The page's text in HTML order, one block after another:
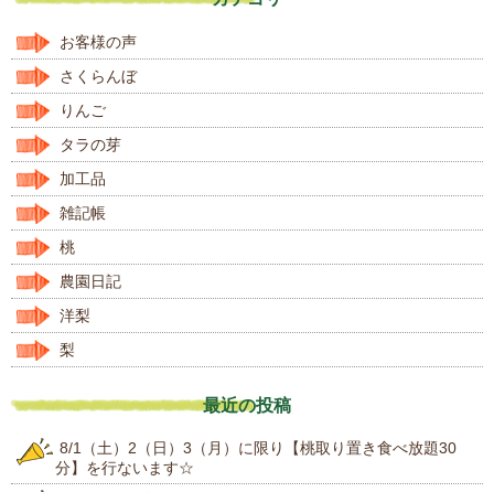
お客様の声
さくらんぼ
りんご
タラの芽
加工品
雑記帳
桃
農園日記
洋梨
梨
最近の投稿
8/1（土）2（日）3（月）に限り【桃取り置き食べ放題30
分】を行ないます☆